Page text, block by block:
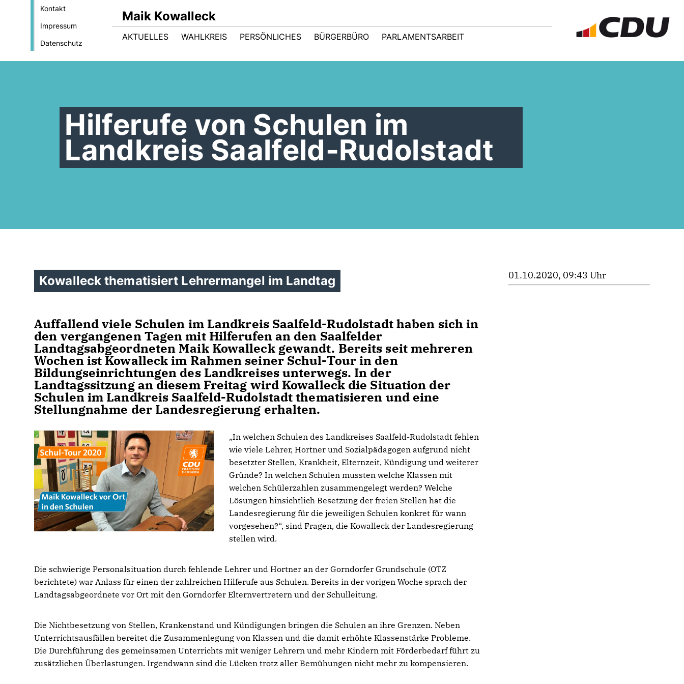
Kontakt
Impressum
Datenschutz
Maik Kowalleck
AKTUELLES WAHLKREIS PERSÖNLICHES BÜRGERBÜRO PARLAMENTSARBEIT
Hilferufe von Schulen im
Landkreis Saalfeld-Rudolstadt
Kowalleck thematisiert Lehrermangel im Landtag
Auffallend viele Schulen im Landkreis Saalfeld-Rudolstadt haben sich in
den vergangenen Tagen mit Hilferufen an den Saalfelder
Landtagsabgeordneten Maik Kowalleck gewandt. Bereits seit mehreren
Wochen ist Kowalleck im Rahmen seiner Schul-Tour in den
Bildungseinrichtungen des Landkreises unterwegs. In der
Landtagssitzung an diesem Freitag wird Kowalleck die Situation der
Schulen im Landkreis Saalfeld-Rudolstadt thematisieren und eine
Stellungnahme der Landesregierung erhalten.
In welchen Schulen des Landkreises Saalfeld-Rudolstadt fehlen
wie viele Lehrer, Hortner und Sozialpädagogen aufgrund nicht
besetzter Stellen, Krankheit, Elternzeit, Kündigung und weiterer
Gründe? In welchen Schulen mussten welche Klassen mit
welchen Schülerzahlen zusammengelegt werden? Welche
Lösungen hinsichtlich Besetzung der freien Stellen hat die
Landesregierung für die jeweiligen Schulen konkret für wann
vorgesehen?“, sind Fragen, die Kowalleck der Landesregierung
stellen wird.
Die schwierige Personalsituation durch fehlende Lehrer und Hortner an der Gorndorfer Grundschule (OTZ
berichtete) war Anlass für einen der zahlreichen Hilferufe aus Schulen. Bereits in der vorigen Woche sprach der
Landtagsabgeordnete vor Ort mit den Gorndorfer Elternvertretern und der Schulleitung.
Die Nichtbesetzung von Stellen, Krankenstand und Kündigungen bringen die Schulen an ihre Grenzen. Neben
Unterrichtsausfällen bereitet die Zusammenlegung von Klassen und die damit erhöhte Klassenstärke Probleme.
Die Durchführung des gemeinsamen Unterrichts mit weniger Lehrern und mehr Kindern mit Förderbedarf führt zu
zusätzlichen Überlastungen. Irgendwann sind die Lücken trotz aller Bemühungen nicht mehr zu kompensieren.
01.10.2020, 09:43 Uhr